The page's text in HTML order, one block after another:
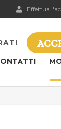
Effettua